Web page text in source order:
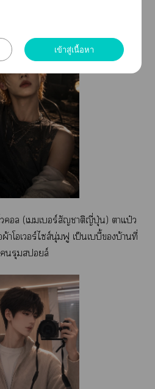
ล (เมเบอร์สัญชาติญี่ปุ่น) าแป๋ว
าโเร์ไส์นุ่มฟู เป็นเบบี้บ้านที่
รุมสล์
เข้าสู่เนื้อหา